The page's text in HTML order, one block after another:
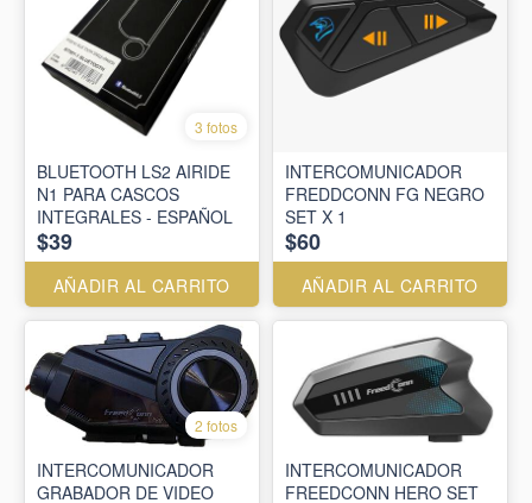
3 fotos
BLUETOOTH LS2 AIRIDE
N1 PARA CASCOS
INTEGRALES - ESPAÑOL
$39
AÑADIR AL CARRITO
INTERCOMUNICADOR
FREDDCONN FG NEGRO
SET X 1
$60
AÑADIR AL CARRITO
2 fotos
INTERCOMUNICADOR
GRABADOR DE VIDEO
INTERCOMUNICADOR
FREEDCONN HERO SET